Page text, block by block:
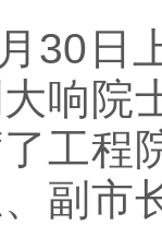
日上
响院
工程
副市